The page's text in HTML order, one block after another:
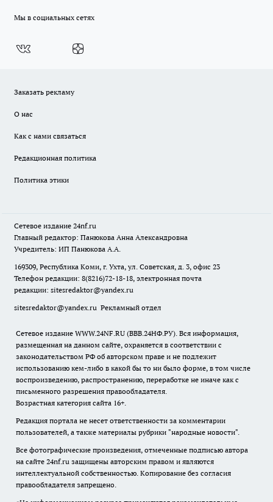
Мы в социальных сетях
Заказать рекламу
О нас
Как с нами связаться
Редакционная политика
Политика этики
Сетевое издание 24nf.ru
Главный редактор: Панюкова Анна Александровна
Учредитель: ИП Панюкова А.А.
169309, Республика Коми, г. Ухта, ул. Советская, д. 3, офис 23
Телефон редакции: 8(8216)72-18-18, электронная почта
редакции: sitesredaktor@yandex.ru
sitesredaktor@yandex.ru Рекламный отдел
Сетевое издание WWW.24NF.RU (ВВВ.24НФ.РУ). Вся информация,
размещенная на данном сайте, охраняется в соответствии с
законодательством РФ об авторском праве и не подлежит
использованию кем-либо в какой бы то ни было форме, в том числе
воспроизведению, распространению, переработке не иначе как с
письменного разрешения правообладателя.
Возрастная категория сайта 16+.
Редакция портала не несет ответственности за комментарии
пользователей, а также материалы рубрики "народные новости".
Все фотографические произведения, отмеченные подписью автора
на сайте 24nf.ru защищены авторским правом и являются
интеллектуальной собственностью. Копирование без согласия
правообладателя запрещено.